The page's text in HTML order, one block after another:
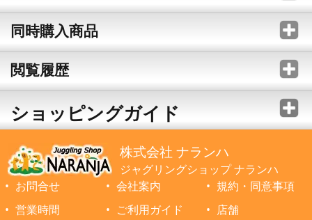
同時購入商品
閲覧履歴
ショッピングガイド
株式会社 ナランハ
ジャグリングショップ ナランハ
お問合せ
会社案内
規約・同意事項
営業時間
ご利用ガイド 店舗